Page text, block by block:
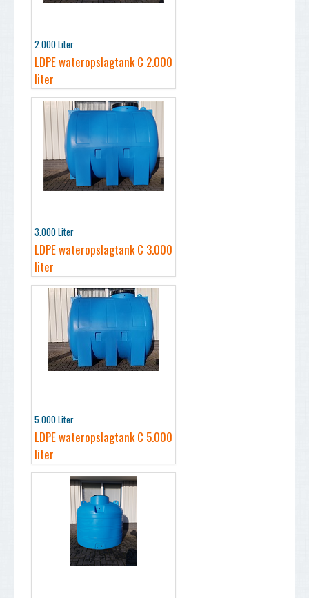
2.000 Liter
LDPE wateropslagtank C 2.000
liter
3.000 Liter
LDPE wateropslagtank C 3.000
liter
5.000 Liter
LDPE wateropslagtank C 5.000
liter